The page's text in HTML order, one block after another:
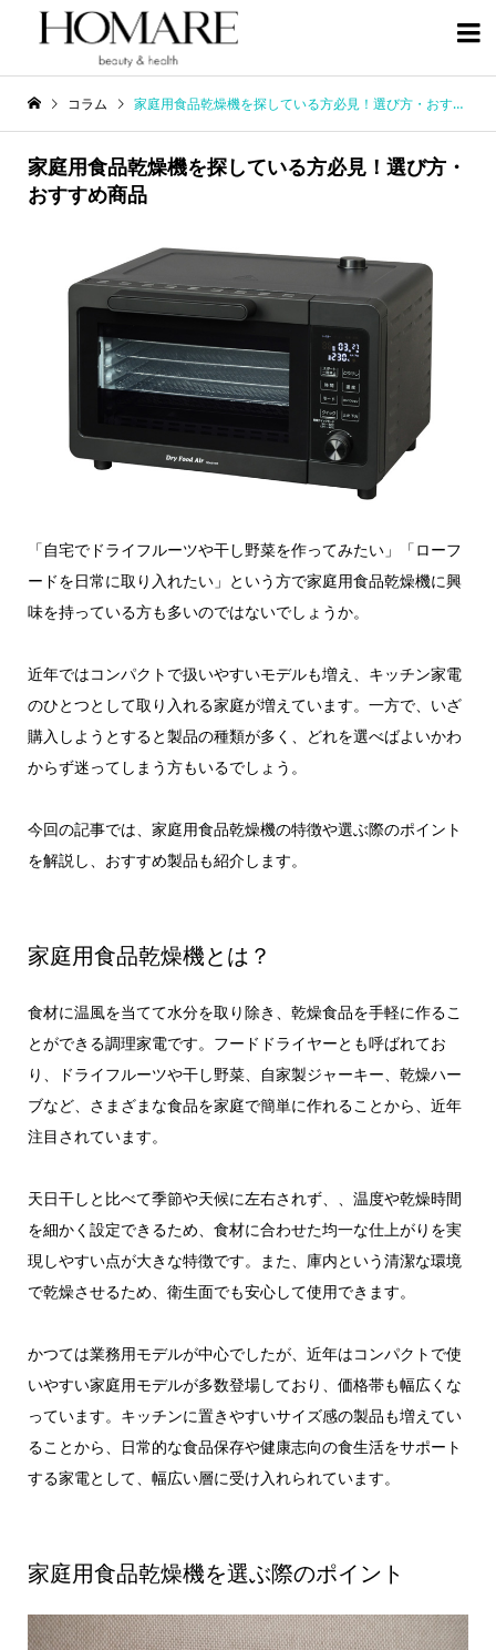

コラム 家庭用食品乾燥機を探している方必見！選び方・おすすめ商品
家庭用食品乾燥機を探している方必見！選び方・
おすすめ商品
「自宅でドライフルーツや干し野菜を作ってみたい」「ローフ
ードを日常に取り入れたい」という方で家庭用食品乾燥機に興
味を持っている方も多いのではないでしょうか。
近年ではコンパクトで扱いやすいモデルも増え、キッチン家電
のひとつとして取り入れる家庭が増えています。一方で、いざ
購入しようとすると製品の種類が多く、どれを選べばよいかわ
からず迷ってしまう方もいるでしょう。
今回の記事では、家庭用食品乾燥機の特徴や選ぶ際のポイント
を解説し、おすすめ製品も紹介します。
家庭用食品乾燥機とは？
食材に温風を当てて水分を取り除き、乾燥食品を手軽に作るこ
とができる調理家電です。フードドライヤーとも呼ばれてお
り、ドライフルーツや干し野菜、自家製ジャーキー、乾燥ハー
ブなど、さまざまな食品を家庭で簡単に作れることから、近年
注目されています。
天日干しと比べて季節や天候に左右されず、、温度や乾燥時間
を細かく設定できるため、食材に合わせた均一な仕上がりを実
現しやすい点が大きな特徴です。また、庫内という清潔な環境
で乾燥させるため、衛生面でも安心して使用できます。
かつては業務用モデルが中心でしたが、近年はコンパクトで使
いやすい家庭用モデルが多数登場しており、価格帯も幅広くな
っています。キッチンに置きやすいサイズ感の製品も増えてい
ることから、日常的な食品保存や健康志向の食生活をサポート
する家電として、幅広い層に受け入れられています。
家庭用食品乾燥機を選ぶ際のポイント